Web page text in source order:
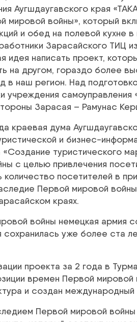
Аугшдаугавского края
мировой войны», который
и обед на полевой кухне
Зарасайского ТИЦ
идея написать проект,
на другом, гораздо более
в наш регион. Над
учреждения самоуправления
Зарасая – Рамунас
краевая дума
и бизнес-
«Создание туристического
с целью привлечения
количество посетителей в
Первой мировой
краях.
войны немецкая армия
сохранилась уже более ста
проекта за 2 года в
времен Первой
и создан международный
Первой мировой войны